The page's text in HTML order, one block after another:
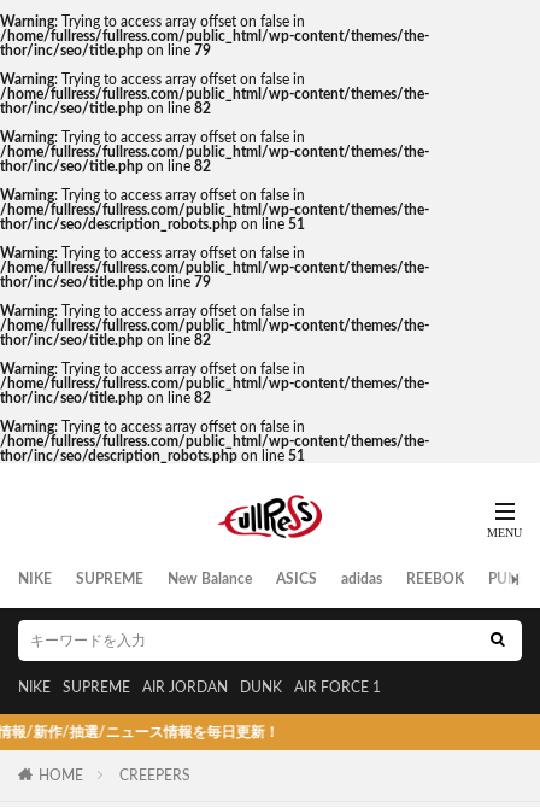
Warning: Trying to access array offset on false in
/home/fullress/fullress.com/public_html/wp-content/themes/the-
thor/inc/seo/title.php on line 79
Warning: Trying to access array offset on false in
/home/fullress/fullress.com/public_html/wp-content/themes/the-
thor/inc/seo/title.php on line 82
Warning: Trying to access array offset on false in
/home/fullress/fullress.com/public_html/wp-content/themes/the-
thor/inc/seo/title.php on line 82
Warning: Trying to access array offset on false in
/home/fullress/fullress.com/public_html/wp-content/themes/the-
thor/inc/seo/description_robots.php on line 51
Warning: Trying to access array offset on false in
/home/fullress/fullress.com/public_html/wp-content/themes/the-
thor/inc/seo/title.php on line 79
Warning: Trying to access array offset on false in
/home/fullress/fullress.com/public_html/wp-content/themes/the-
thor/inc/seo/title.php on line 82
Warning: Trying to access array offset on false in
/home/fullress/fullress.com/public_html/wp-content/themes/the-
thor/inc/seo/title.php on line 82
Warning: Trying to access array offset on false in
/home/fullress/fullress.com/public_html/wp-content/themes/the-
thor/inc/seo/description_robots.php on line 51
NIKE SUPREME New Balance ASICS adidas REEBOK PUMA
NIKE SUPREME AIR JORDAN DUNK AIR FORCE 1
作/抽選/ニュース情報を毎日更新！
HOME CREEPERS